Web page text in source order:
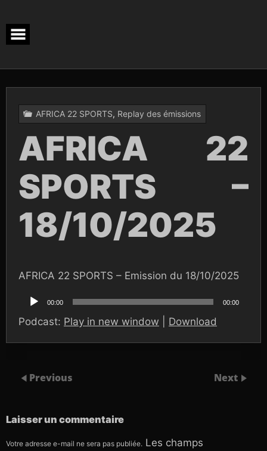
content
AFRICA 22 SPORTS, Replay des émissions
AFRICA 22
SPORTS –
18/10/2025
AFRICA 22 SPORTS – Emission du 18/10/2025
audio
00:00 00:00
Podcast: Play in new window Download
Previous Next
Laisser un commentaire
Votre adresse e-mail ne sera pas publiée. Les champs